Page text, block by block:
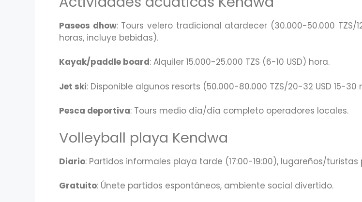
Paseos dhow: Tours velero tradicional atardecer (30.000-50.000 TZS/
horas, incluye bebidas).
Kayak/paddle board: Alquiler 15.000-25.000 TZS (6-10 USD) hora.
Jet ski: Disponible algunos resorts (50.000-80.000 TZS/20-32 USD 15-30
Pesca deportiva: Tours medio día/día completo operadores locales.
Volleyball playa Kendwa
Diario: Partidos informales playa tarde (17:00-19:00), lugareños/
Gratuito: Únete partidos espontáneos, ambiente social divertido.